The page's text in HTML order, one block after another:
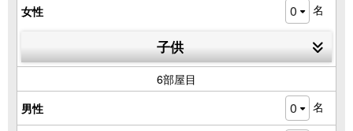
女性 名
子供
6部屋目
男性
名